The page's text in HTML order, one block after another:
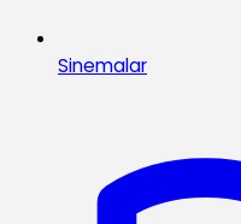
Sinemalar